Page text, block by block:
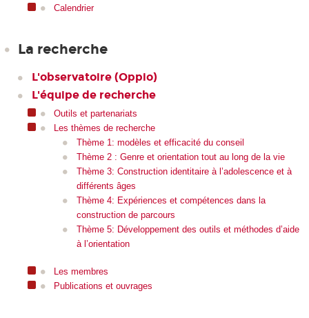
Calendrier
La recherche
L'observatoire (Oppio)
L'équipe de recherche
Outils et partenariats
Les thèmes de recherche
Thème 1: modèles et efficacité du conseil
Thème 2 : Genre et orientation tout au long de la vie
Thème 3: Construction identitaire à l’adolescence et à
différents âges
Thème 4: Expériences et compétences dans la
construction de parcours
Thème 5: Développement des outils et méthodes d’aide
à l’orientation
Les membres
Publications et ouvrages